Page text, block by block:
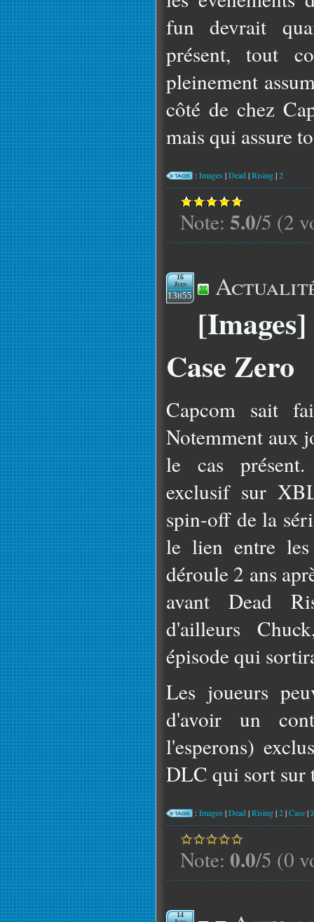
fun devrait
présent, tout
pleinement
côté de chez
mais qui assure
:Images |Dead|Rising|2
Note: 5.0/5 (2
16
Juin
13h55
Case Zero
Capcom sait
Notemment aux
le cas
exclusif sur
spin-off de la
le lien entre
déroule 2 ans
avant Dead
d'ailleurs
épisode qui
Les joueurs
d'avoir un
l'esperons)
DLC qui sort sur
:Images |Dead|Rising|2|Case|
Note: 0.0/5 (0
14